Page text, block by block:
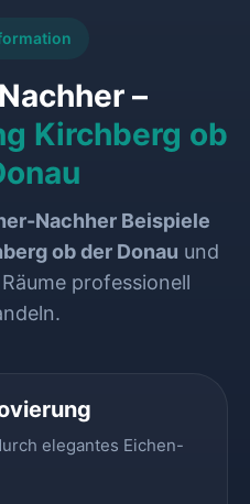
–
Kirchberg ob
Nachher Beispiele
ob der Donau und
professionell
elegantes Eichen-